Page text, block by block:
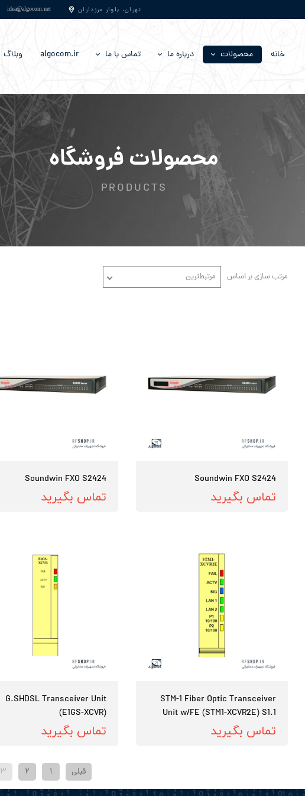
​​​​​​​​​​​​​​idea@algocom.net تهران، بلوار مرزداران
خانه محصولات
تجهیزات رادیویی
تجهیزات شبکه
درباره‌ ما تماس با ما algocom.ir وبلاگ
محصولات فروشگاه
PRODUCTS
مرتب سازی بر اساس مرتبط‌ترین
Soundwin FXO S2424
تماس بگیرید
Soundwin FXO S2424
تماس بگیرید
STM-1 Fiber Optic Transceiver
Unit w/FE (STM1-XCVR2E) S1.1
تماس بگیرید
G.SHDSL Transceiver Unit
(E1GS-XCVR)
تماس بگیرید
قبلی ۱ ۲ ۳